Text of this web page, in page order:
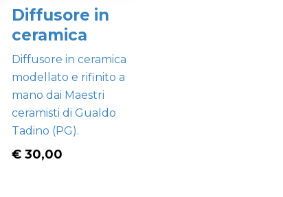
Diffusore in
ceramica
Diffusore in ceramica
modellato e rifinito a
mano dai Maestri
ceramisti di Gualdo
Tadino (PG).
€ 30,00